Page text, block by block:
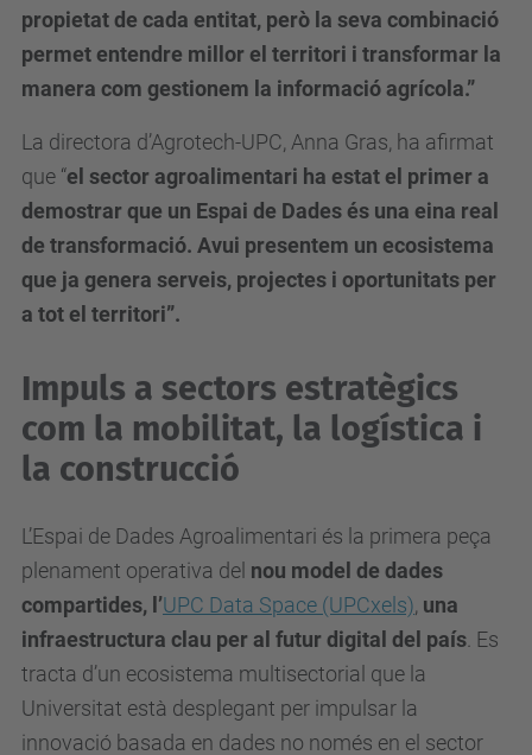
propietat de cada entitat, però la seva combinació
permet entendre millor el territori i transformar la
manera com gestionem la informació agrícola.”
La directora d’Agrotech-UPC, Anna Gras, ha afirmat
que “el sector agroalimentari ha estat el primer a
demostrar que un Espai de Dades és una eina real
de transformació. Avui presentem un ecosistema
que ja genera serveis, projectes i oportunitats per
a tot el territori”.
Impuls a sectors estratègics
com la mobilitat, la logística i
la construcció
L’Espai de Dades Agroalimentari és la primera peça
plenament operativa del nou model de dades
compartides, l’UPC Data Space (UPCxels), una
infraestructura clau per al futur digital del país . Es
tracta d’un ecosistema multisectorial que la
Universitat està desplegant per impulsar la
innovació basada en dades no només en el sector